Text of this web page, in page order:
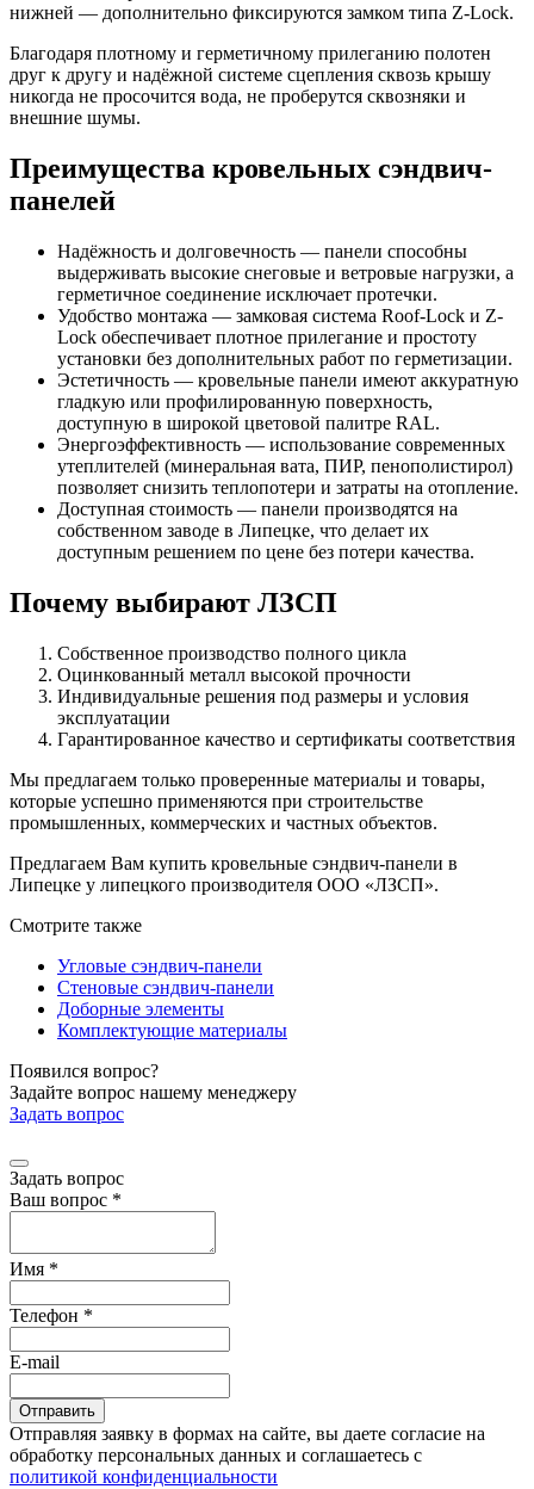
нижней — дополнительно фиксируются замком типа Z-Lock.
Благодаря плотному и герметичному прилеганию полотен
друг к другу и надёжной системе сцепления сквозь крышу
никогда не просочится вода, не проберутся сквозняки и
внешние шумы.
Преимущества кровельных сэндвич-
панелей
Надёжность и долговечность — панели способны
выдерживать высокие снеговые и ветровые нагрузки, а
герметичное соединение исключает протечки.
Удобство монтажа — замковая система Roof-Lock и Z-
Lock обеспечивает плотное прилегание и простоту
установки без дополнительных работ по герметизации.
Эстетичность — кровельные панели имеют аккуратную
гладкую или профилированную поверхность,
доступную в широкой цветовой палитре RAL.
Энергоэффективность — использование современных
утеплителей (минеральная вата, ПИР, пенополистирол)
позволяет снизить теплопотери и затраты на отопление.
Доступная стоимость — панели производятся на
собственном заводе в Липецке, что делает их
доступным решением по цене без потери качества.
Почему выбирают ЛЗСП
Собственное производство полного цикла
Оцинкованный металл высокой прочности
Индивидуальные решения под размеры и условия
эксплуатации
Гарантированное качество и сертификаты соответствия
Мы предлагаем только проверенные материалы и товары,
которые успешно применяются при строительстве
промышленных, коммерческих и частных объектов.
Предлагаем Вам купить кровельные сэндвич-панели в
Липецке у липецкого производителя ООО «ЛЗСП».
Смотрите также
Угловые сэндвич-панели
Стеновые сэндвич-панели
Доборные элементы
Комплектующие материалы
Появился вопрос?
Задайте вопрос нашему менеджеру
Задать вопрос
Задать вопрос
Ваш вопрос *
Имя *
Телефон *
E-mail
Отправляя заявку в формах на сайте, вы даете согласие на
обработку персональных данных и соглашаетесь c
политикой конфиденциальности